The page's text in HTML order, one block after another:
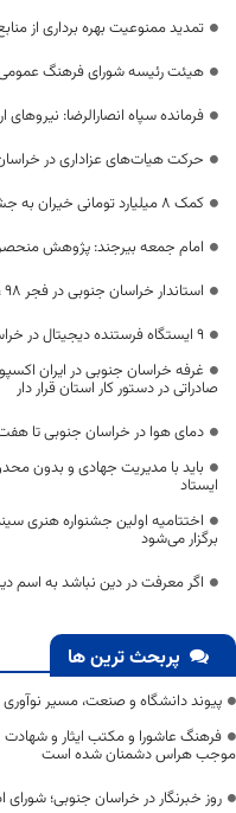
تمدید ممنوعیت بهره برداری از
هیئت رئیسه شورای فرهنگ
فرمانده سپاه انصارالرضا:
حرکت هیات‌های عزاداری در
کمک ۸ میلیارد تومانی خیران به جشن عاطفه‌ها در خراسان جنوبی
امام جمعه بیرجند: پژوهش
استاندار خراسان جنوبی در فجر ۹۸ ، کارآمدی را با تدبیر به نمایش گذاشت
۹ ایستگاه فرستنده دیجیتال در خراسان جنوبی به بهره‌برداری رسید
صادراتی در دستور کار استان قرار دار
دمای هوا در خراسان جنوبی تا
باید با مدیریت جهادی و بدون
ایستاد
برگزار می‌شود
اگر معرفت در دین نباشد به اسم
پربحث ترین ها
پیوند دانشگاه و صنعت، مسیر
فرهنگ عاشورا و مکتب ایثار و شهادت
موجب هراس دشمنان شده است
روز خبرنگار در خراسان جنوبی؛ شورای